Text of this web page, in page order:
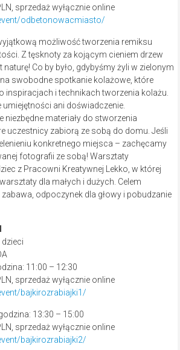
sprzedaż wyłącznie online
odbetonowacmiasto/
możliwość tworzenia remiksu
Z tęsknoty za kojącym cieniem drzew
Co by było, gdybyśmy żyli w zielonym
swobodne spotkanie kolażowe, które
inspiracjach i technikach tworzenia kolażu.
umiejętności ani doświadczenie.
niezbędne materiały do stworzenia
uczestnicy zabiorą ze sobą do domu. Jeśli
konkretnego miejsca – zachęcamy
fotografii ze sobą! Warsztaty
z Pracowni Kreatywnej Lekko, w której
dla małych i dużych. Celem
odpoczynek dla głowy i pobudzanie
11:00 – 12:30
sprzedaż wyłącznie online
bajkirozrabiajki1/
13:30 – 15:00
sprzedaż wyłącznie online
bajkirozrabiajki2/